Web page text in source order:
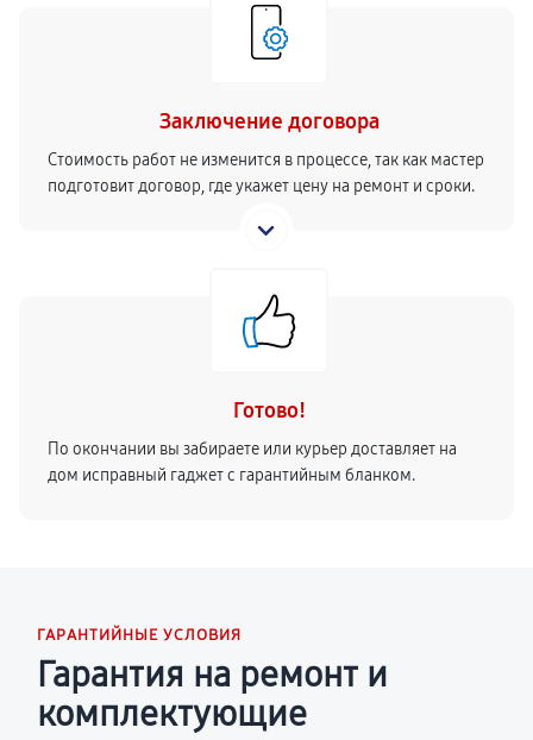
Заключение договора
Стоимость работ не изменится в процессе, так как мастер
подготовит договор, где укажет цену на ремонт и сроки.
Готово!
По окончании вы забираете или курьер доставляет на
дом исправный гаджет с гарантийным бланком.
ГАРАНТИЙНЫЕ УСЛОВИЯ
Гарантия на ремонт и
комплектующие